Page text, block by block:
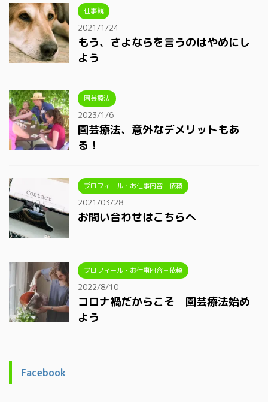
仕事観
2021/1/24
もう、さよならを言うのはやめにし
よう
園芸療法
2023/1/6
園芸療法、意外なデメリットもあ
る！
プロフィール・お仕事内容＋依頼
2021/03/28
お問い合わせはこちらへ
プロフィール・お仕事内容＋依頼
2022/8/10
コロナ禍だからこそ 園芸療法始め
よう
Facebook